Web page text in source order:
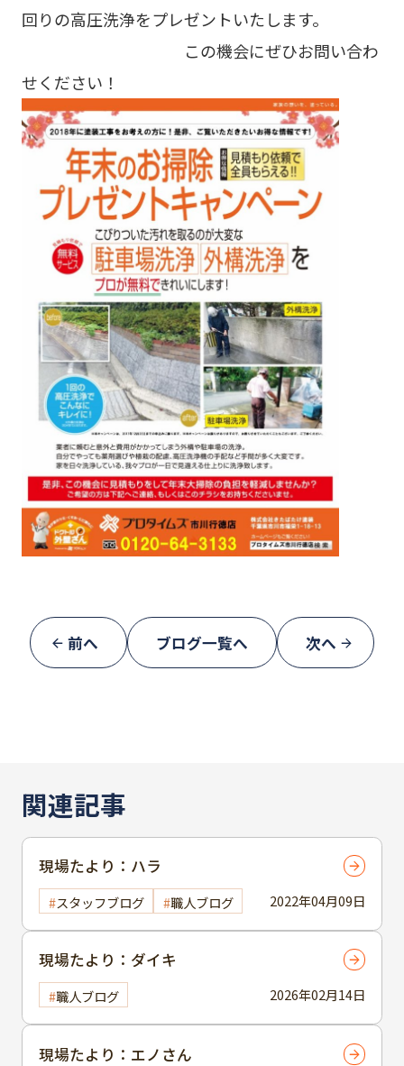
回りの高圧洗浄をプレゼントいたします。
この機会にぜひお問い合わ
せください！
前へ ブログ一覧へ 次へ
関連記事
2022年04月09日
現場たより：ハラ
スタッフブログ 職人ブログ
2026年02月14日
現場たより：ダイキ
職人ブログ
現場たより：エノさん